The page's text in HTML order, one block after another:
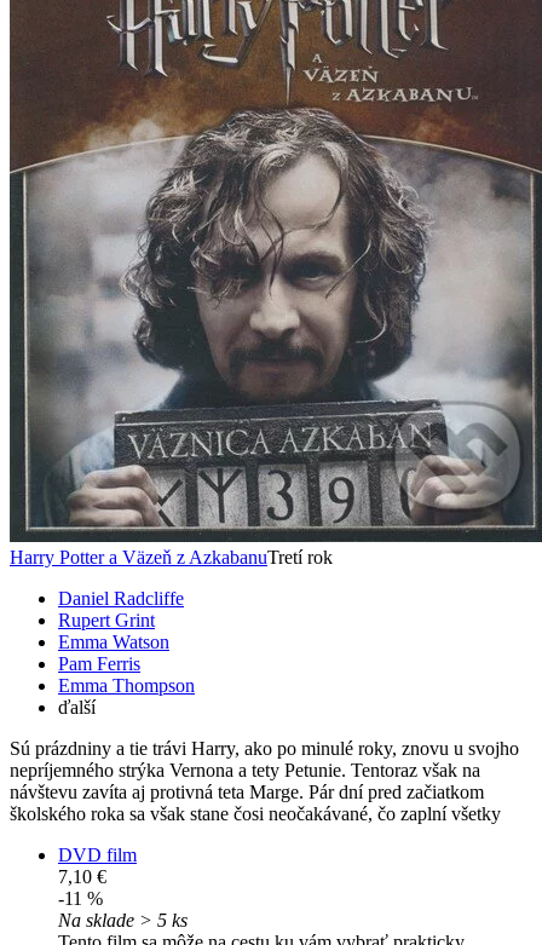
Harry Potter a Väzeň z AzkabanuTretí rok
Daniel Radcliffe
Rupert Grint
Emma Watson
Pam Ferris
Emma Thompson
ďalší
Sú prázdniny a tie trávi Harry, ako po minulé roky, znovu u svojho
nepríjemného strýka Vernona a tety Petunie. Tentoraz však na
návštevu zavíta aj protivná teta Marge. Pár dní pred začiatkom
školského roka sa však stane čosi neočakávané, čo zaplní všetky
DVD film
7,10 €
-11 %
Na sklade > 5 ks